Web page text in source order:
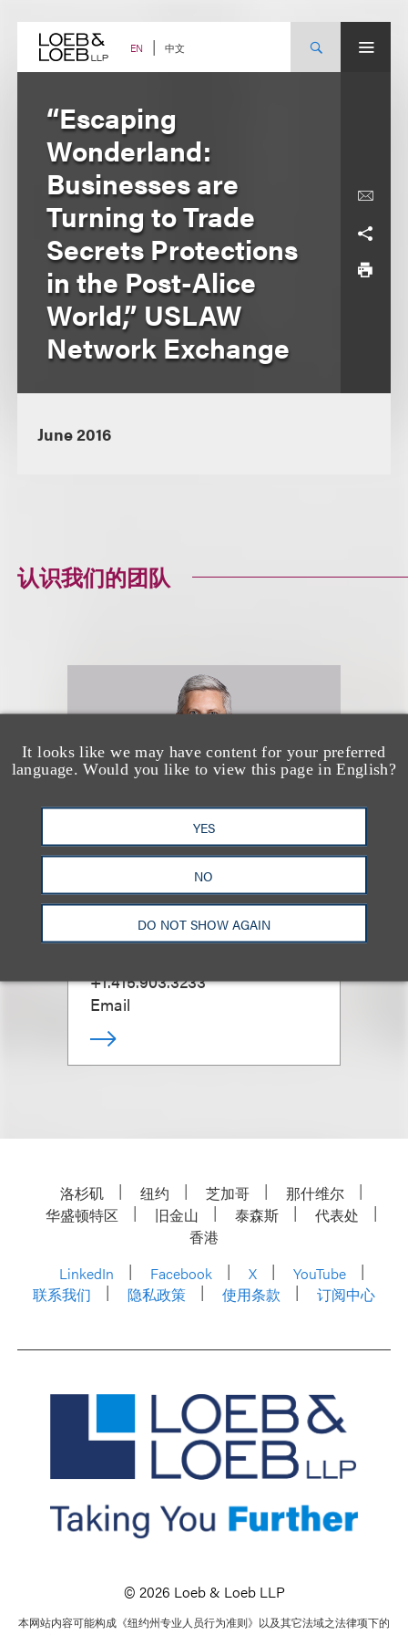
content EN 中文
It looks like we may have content for your preferred
language. Would you like to view this page in English?
YES
NO
DO NOT SHOW AGAIN
“Escaping
Wonderland:
Businesses are
Turning to Trade
Secrets Protections
in the Post-Alice
World,” USLAW
Network Exchange
June 2016
认识我们的团队
Michael F. Donner
合伙人
+1.415.903.3233
Email
洛杉矶 纽约 芝加哥
那什维尔
华盛顿特区
旧金山 泰森斯
代表处
香港
LinkedIn
Facebook X
YouTube
联系我们
隐私政策 使用条款 订阅中心
© 2026 Loeb & Loeb LLP
本网站内容可能构成《纽约州专业人员行为准则》以及其它法域之法律项下的